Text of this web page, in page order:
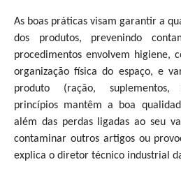
As boas práticas visam garantir a
dos produtos, prevenindo
procedimentos envolvem higiene,
organização física do espaço, e
produto (ração, suplementos,
princípios mantêm a boa
além das perdas ligadas ao seu
contaminar outros artigos ou
explica o diretor técnico industrial